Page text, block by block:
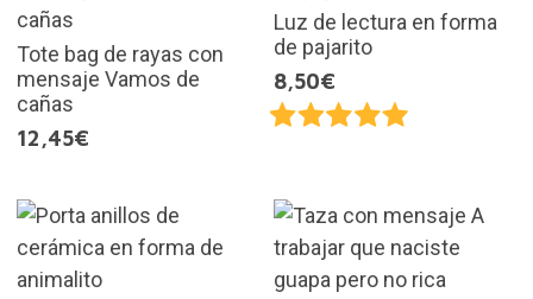
Tote bag de rayas con
mensaje Vamos de
cañas
12,45€
Luz de lectura en forma
de pajarito
8,50€